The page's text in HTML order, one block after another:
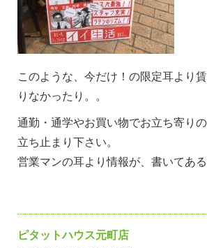
このような、今だけ！の限定耳より
りなかったり。。
通勤・通学やお買い物でお立ち寄り
立ち止まり下さい。
営業マンの耳より情報が、書いてあ
ピタットハウス元町店